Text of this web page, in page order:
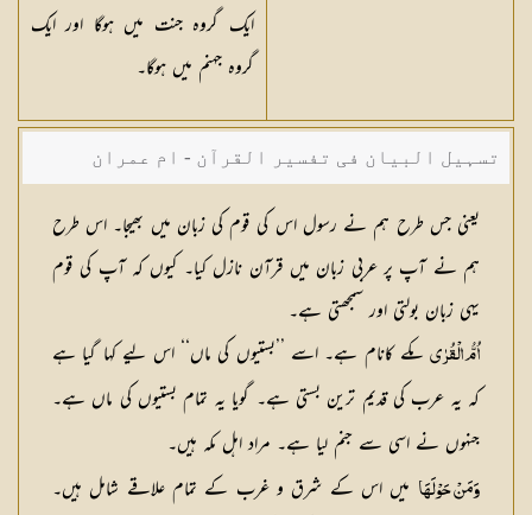
ایک گروہ جنت میں ہوگا اور ایک
گروہ جہنم میں ہوگا۔
تسہیل البیان فی تفسیر القرآن - ام عمران
شکیلہ بنت میاں فضل حسین
یعنی جس طرح ہم نے رسول اس کی قوم کی زبان میں بھیجا۔ اس طرح
ہم نے آپ پر عربی زبان میں قرآن نازل کیا۔ کیوں کہ آپ کی قوم
یہی زبان بولتی اور سمجھتی ہے۔
اُمُّ الْقُرٰی مکے کانام ہے۔ اسے ’’بستیوں کی ماں‘‘ اس لیے کہا گیا ہے
کہ یہ عرب کی قدیم ترین بستی ہے۔ گویا یہ تمام بستیوں کی ماں ہے۔
جنہوں نے اسی سے جنم لیا ہے۔ مراد اہل مکہ ہیں۔
وَمَنْ حَوْلَھَا میں اس کے شرق و غرب کے تمام علاقے شامل ہیں۔